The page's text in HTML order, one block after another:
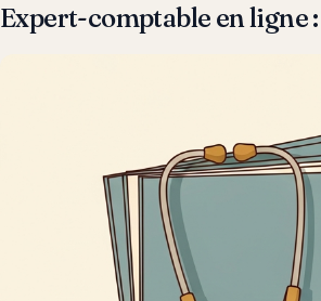
Expert-comptable en ligne